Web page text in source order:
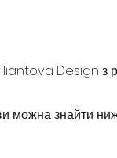
Design з
можна знайти